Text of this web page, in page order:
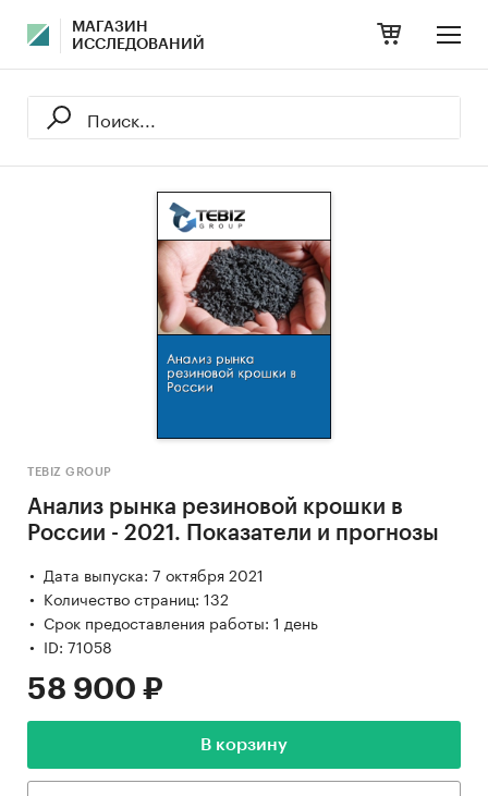
МАГАЗИН
ИССЛЕДОВАНИЙ
TEBIZ GROUP
Анализ рынка резиновой крошки в
России - 2021. Показатели и прогнозы
Дата выпуска: 7 октября 2021
Количество страниц: 132
Срок предоставления работы: 1 день
ID: 71058
58 900 ₽
В корзину